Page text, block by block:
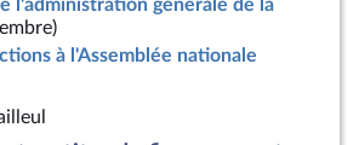
l'administration générale de la
à l'Assemblée nationale